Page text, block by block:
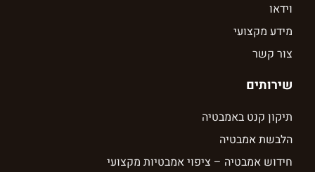
וידאו
מידע מקצועי
צור קשר
שירותים
תיקון קנט באמבטיה
הלבשת אמבטיה
חידוש אמבטיה – ציפוי אמבטיות מקצועי